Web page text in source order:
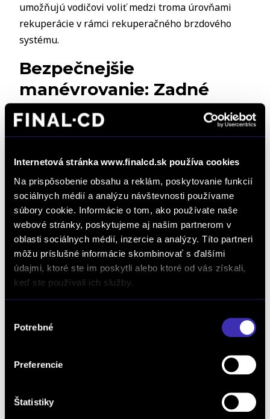
Internetová stránka www.finalcd.sk používa cookies
Na prispôsobenie obsahu a reklám, poskytovanie funkcií
sociálnych médií a analýzu návštevnosti používame
súbory cookie. Informácie o tom, ako používate naše
webové stránky, poskytujeme aj našim partnerom v
oblasti sociálnych médií, inzercie a analýzy. Títo partneri
môžu príslušné informácie skombinovať s ďalšími
údajmi, ktoré ste im poskytli alebo ktoré od vás získali,
keď ste používali ich služby.
súhlasu
Potrebné
Preferencie
Štatistiky
umožňujú vodičovi voliť medzi troma úrovňami
rekuperácie v rámci rekuperačného brzdového
systému.
Bezpečnejšie
manévrovanie: Zadné
a bočné kamery
prenášajú obraz do
digitálneho spätného
zrkadla
Pokiaľ ide o ochranucestujúcich
a ostatnýchúčastníkov cestnej premávky, Opel
Combo novej generácie je naďalej lídrom vo svojej
triede. Novým bezpečnostným prvkom je tu
dynamické priestorové videnie, ktoré pozostáva
z dvoch kamier – jednej nad zadnými dverami
a druhej pod vonkajším spätným zrkadlom na
strane spolujazdca. Oba zábery – záber zadnej
časti vozidla počas jazdy a (po aktivácii pomocou
páčky smerových svetiel) záber bočného mŕtveho
uhla – sa zobrazujú v novom digitálnom
V porovnaní s bežnými zrkadlami poskytuje